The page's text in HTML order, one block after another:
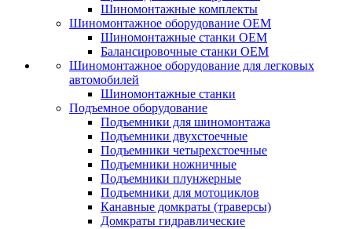
Шиномонтажные комплекты
Шиномонтажное оборудование ОЕМ
Шиномонтажные станки ОЕМ
Балансировочные станки ОЕМ
Шиномонтажное оборудование для легковых
автомобилей
Шиномонтажные станки
Подъемное оборудование
Подъемники для шиномонтажа
Подъемники двухстоечные
Подъемники четырехстоечные
Подъемники ножничные
Подъемники плунжерные
Подъемники для мотоциклов
Канавные домкраты (траверсы)
Домкраты гидравлические